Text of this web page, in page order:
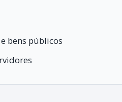
bens públicos